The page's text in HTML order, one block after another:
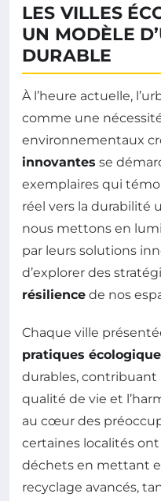
LES VILLES
UN MODÈLE
DURABLE
À l’heure actuelle,
comme une
environnementaux
innovantes se
exemplaires qui
réel vers la durabilité
nous mettons en
par leurs solutions
d’explorer des
résilience de nos
Chaque ville
pratiques
durables, contribuant
qualité de vie et
au cœur des
certaines localités
déchets en mettant
recyclage avancés,